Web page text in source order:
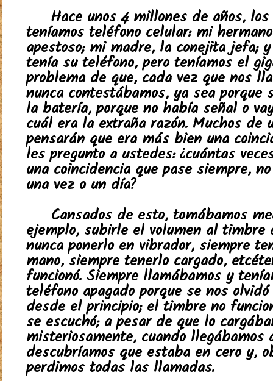
Hace unos 4 millones de años,
teníamos teléfono celular: mi
apestoso; mi madre, la conejita jefa; y
tenía su teléfono, pero teníamos el
problema de que, cada vez que nos
nunca contestábamos, ya sea porque
la batería, porque no había señal o
cuál era la extraña razón. Muchos de
pensarán que era más bien una
les pregunto a ustedes: ¿cuántas
una coincidencia que pase siempre,
una vez o un día?
Cansados de esto, tomábamos
ejemplo, subirle el volumen al timbre
nunca ponerlo en vibrador, siempre
mano, siempre tenerlo cargado,
funcionó. Siempre llamábamos y
teléfono apagado porque se nos
desde el principio; el timbre no
se escuchó; a pesar de que lo
misteriosamente, cuando llegábamos
descubríamos que estaba en cero y,
perdimos todas las llamadas.